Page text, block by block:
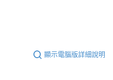
顯示電腦版詳細說明